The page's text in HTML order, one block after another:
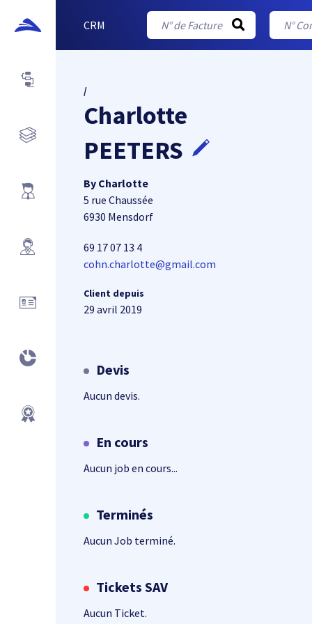
CRM
/
Charlotte
PEETERS
By Charlotte
5 rue Chaussée
6930 Mensdorf
69 17 07 13 4
cohn.charlotte@gmail.com
Client depuis
29 avril 2019
Devis
Aucun devis.
En cours
Aucun job en cours...
Terminés
Aucun Job terminé.
Tickets SAV
Aucun Ticket.